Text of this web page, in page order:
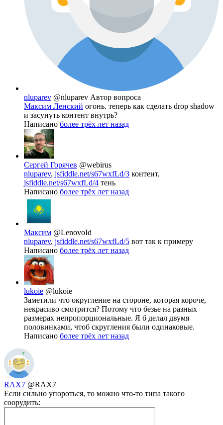
nluparev @nluparev Автор вопроса
Максим Ленский огонь. теперь как сделать drop shadow
и засунуть контент внутрь?
Написано более трёх лет назад
Сергей Горячев @webirus
nluparev, jsfiddle.net/s67wxfLd/3 контент,
jsfiddle.net/s67wxfLd/4 тень
Написано более трёх лет назад
Максим @LenovoId
nluparev, jsfiddle.net/s67wxfLd/5 вот так к примеру
Написано более трёх лет назад
lukoie @lukoie
Заметили что округление на стороне, которая короче,
некрасиво смотрится? Потому что безье на разных
размерах непропорциональные. Я б делал двумя
половинками, чтоб скругления были одинаковые.
Написано более трёх лет назад
RAX7 @RAX7
Если сильно упороться, то можно что-то типа такого
соорудить: